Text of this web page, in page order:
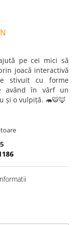
pe cei mici să
joacă interactivă
stivuit cu forme
având în vârf un
și o vulpiță. 🦛🐯🦊